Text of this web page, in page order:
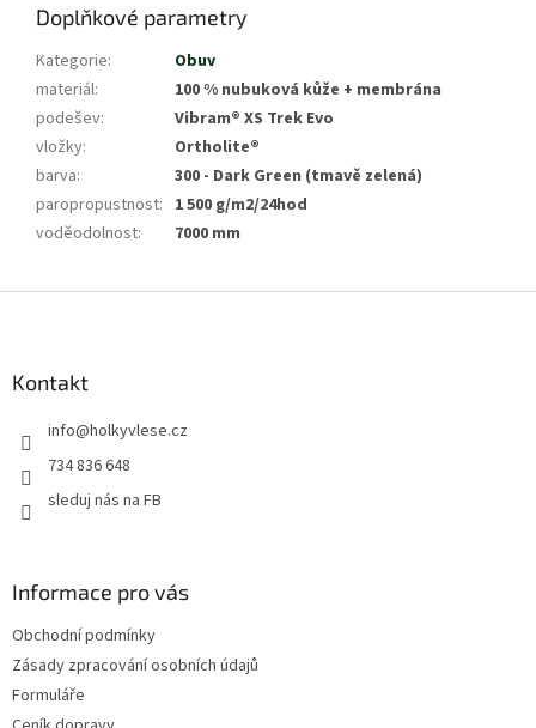
Doplňkové parametry
Kategorie:
Obuv
materiál:
100 % nubuková kůže + membrána
podešev:
Vibram® XS Trek Evo
vložky:
Ortholite®
barva:
300 - Dark Green (tmavě zelená)
paropropustnost: 1 500 g/m2/24hod
voděodolnost: 7000 mm
Kontakt
info@holkyvlese.cz
734 836 648
sleduj nás na FB
Informace pro vás
Obchodní podmínky
Zásady zpracování osobních údajů
Formuláře